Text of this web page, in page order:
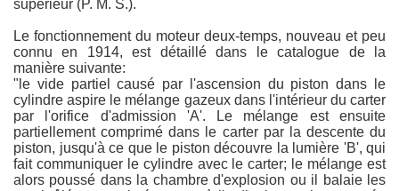
supérieur (P. M. S.).
Le fonctionnement du moteur deux-temps, nouveau et peu
connu en 1914, est détaillé dans le catalogue de la
manière suivante:
"le vide partiel causé par l'ascension du piston dans le
cylindre aspire le mélange gazeux dans l'intérieur du carter
par l'orifice d'admission 'A'. Le mélange est ensuite
partiellement comprimé dans le carter par la descente du
piston, jusqu'à ce que le piston découvre la lumière 'B', qui
fait communiquer le cylindre avec le carter; le mélange est
alors poussé dans la chambre d'explosion ou il balaie les
sur l'apparence des motos Austral.